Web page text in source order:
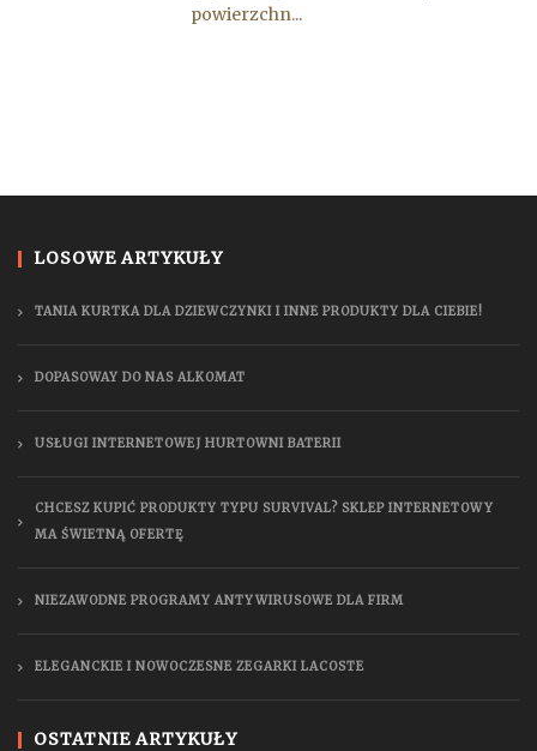
powierzchn...
LOSOWE ARTYKUŁY
TANIA KURTKA DLA DZIEWCZYNKI I INNE PRODUKTY DLA CIEBIE!
DOPASOWAY DO NAS ALKOMAT
USŁUGI INTERNETOWEJ HURTOWNI BATERII
CHCESZ KUPIĆ PRODUKTY TYPU SURVIVAL? SKLEP INTERNETOWY
MA ŚWIETNĄ OFERTĘ
NIEZAWODNE PROGRAMY ANTYWIRUSOWE DLA FIRM
ELEGANCKIE I NOWOCZESNE ZEGARKI LACOSTE
OSTATNIE ARTYKUŁY